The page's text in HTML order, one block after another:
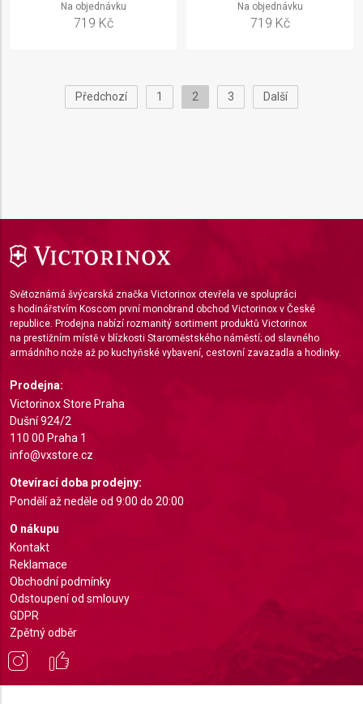
Na objednávku
719 Kč
Na objednávku
719 Kč
Předchozí 1 2 3 Další
Světoznámá švýcarská značka Victorinox otevřela ve spolupráci
s hodinářstvím Koscom první monobrand obchod Victorinox v České
republice. Prodejna nabízí rozmanitý sortiment produktů Victorinox
na prestižním místě v blízkosti Staroměstského náměstí; od slavného
armádního nože až po kuchyňské vybavení, cestovní zavazadla a hodinky.
Prodejna:
Victorinox Store Praha
Dušní 924/2
110 00 Praha 1
info@vxstore.cz
Otevírací doba prodejny:
Pondělí až neděle od 9:00 do 20:00
O nákupu
Kontakt
Reklamace
Obchodní podmínky
Odstoupení od smlouvy
GDPR
Zpětný odběr